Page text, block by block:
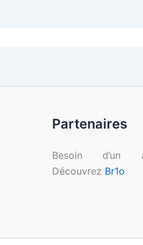
Partenaires
Besoin d’un
Découvrez Br1o